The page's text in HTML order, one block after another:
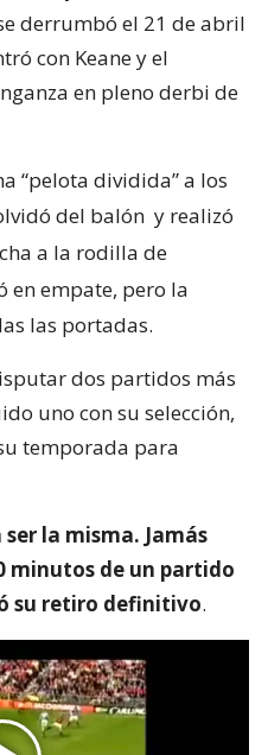
derrumbó el 21 de abril
con Keane y el
en pleno derbi de
“pelota dividida” a los
del balón y realizó
a la rodilla de
en empate, pero la
las portadas.
dos partidos más
uno con su selección,
temporada para
la misma. Jamás
minutos de un partido
su retiro definitivo.